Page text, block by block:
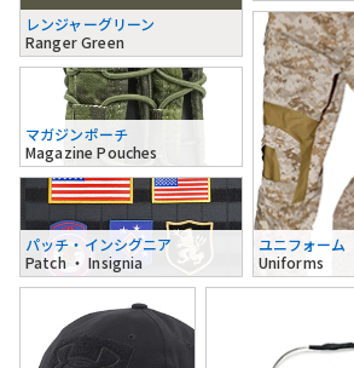
レンジャーグリーン
Ranger Green
マガジンポーチ
Magazine Pouches
パッチ・インシグニア
Patch ・ Insignia
ユニフォーム
Uniforms